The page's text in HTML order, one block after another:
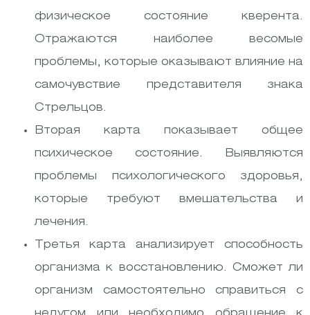
физическое состояние кверента.
Отражаются наиболее весомые
проблемы, которые оказывают влияние на
самочувствие представителя знака
Стрельцов.
Вторая карта показывает общее
психическое состояние. Выявляются
проблемы психологического здоровья,
которые требуют вмешательства и
лечения.
Третья карта анализирует способность
организма к восстановлению. Сможет ли
организм самостоятельно справиться с